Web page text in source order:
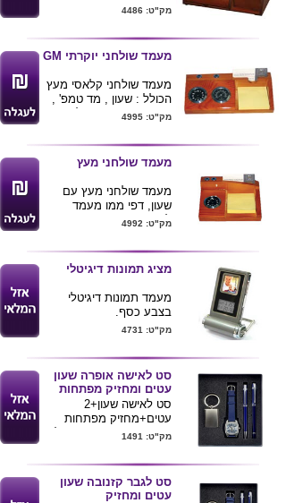
מק"ט: 4486
מעמד שולחני יוקרתי GM
מעמד שולחני קלאסי מעץ
הכולל : שעון , מד טמפ' ,
ניירות ממו , מתקן לעטים
גודל:22x11 ס''מ
מק"ט: 4995
מעמד שולחני מעץ
מעמד שולחני מעץ עם
שעון, דפי ממו מעמד
לעטים וכרטיסי ביקור,
מק"ט: 4992
מציג תמונות דיגיטלי
מעמד תמונות דיגיטלי
בצבע כסף.
75 תמונות
12x7 ס"מ
מק"ט: 4731
סט לאישה אופרה שעון
עטים ומחזיק מפתחות
סט לאישה שעון+2
עטים+מחזיק מפתחות
מגיע בצבעים כסף.כחול
ניתן לחרוט לוגו של הלקוח
מק"ט: 1491
סט לגבר קזנובה שעון
עטים ומחזיק